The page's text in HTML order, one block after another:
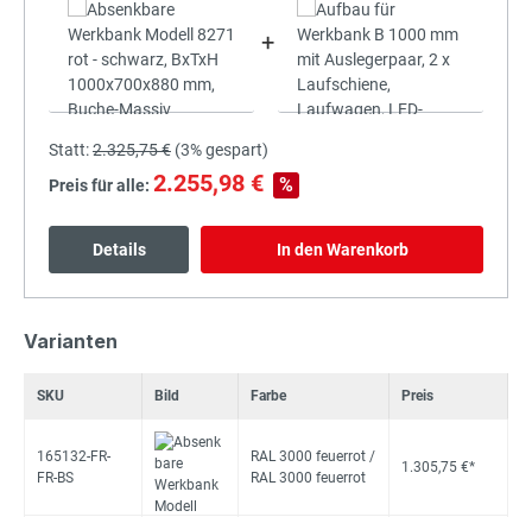
+
Statt:2.325,75 € (3%gespart)
Preis für alle: 2.255,98 € %
Details In den Warenkorb
Varianten
SKU Bild Farbe Preis
165132-FR-
FR-BS
RAL 3000 feuerrot /
RAL 3000 feuerrot
1.305,75 €*